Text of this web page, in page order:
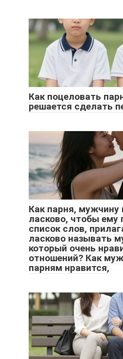
Как поцеловать
решается сделать
Как парня, мужчину
ласково, чтобы ему
список слов,
ласково называть
который очень
отношений? Как
парням нравится,